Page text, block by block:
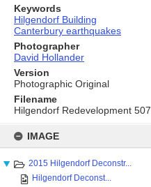
content
IMAGE
2015 Hilgendorf Deconstr...
Hilgendorf Deconst...
Keywords
Hilgendorf Building
Canterbury earthquakes
Photographer
David Hollander
Version
Photographic Original
Filename
Hilgendorf Redevelopment 507